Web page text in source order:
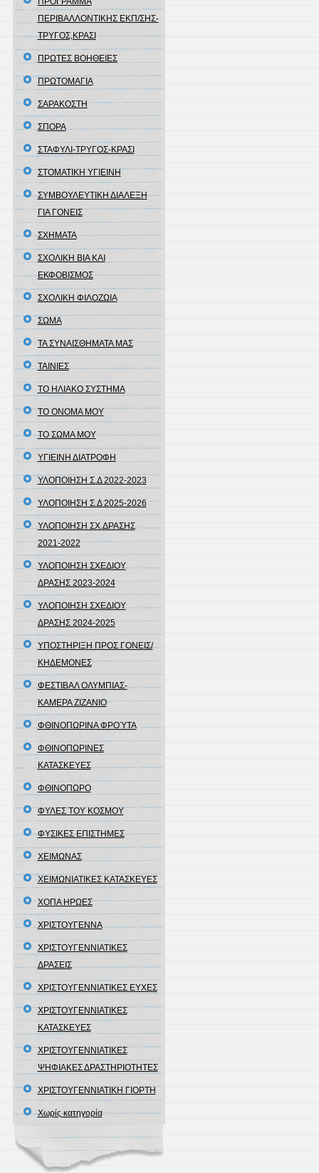
ΠΕΡΙΒΑΛΛΟΝΤΙΚΗΣ ΕΚΠ/ΣΗΣ-
ΤΡΥΓΟΣ,ΚΡΑΣΙ
ΠΡΩΤΕΣ ΒΟΗΘΕΙΕΣ
ΠΡΩΤΟΜΑΓΙΑ
ΣΑΡΑΚΟΣΤΗ
ΣΠΟΡΑ
ΣΤΑΦΥΛΙ-ΤΡΥΓΟΣ-ΚΡΑΣΙ
ΣΤΟΜΑΤΙΚΗ ΥΓΙΕΙΝΗ
ΣΥΜΒΟΥΛΕΥΤΙΚΗ ΔΙΑΛΕΞΗ
ΓΙΑ ΓΟΝΕΙΣ
ΣΧΗΜΑΤΑ
ΣΧΟΛΙΚΗ ΒΙΑ ΚΑΙ
ΕΚΦΟΒΙΣΜΟΣ
ΣΧΟΛΙΚΗ ΦΙΛΟΖΩΙΑ
ΣΩΜΑ
ΤΑ ΣΥΝΑΙΣΘΗΜΑΤΑ ΜΑΣ
ΤΑΙΝΙΕΣ
ΤΟ ΗΛΙΑΚΟ ΣΥΣΤΗΜΑ
ΤΟ ΟΝΟΜΑ ΜΟΥ
ΤΟ ΣΩΜΑ ΜΟΥ
ΥΓΙΕΙΝΗ ΔΙΑΤΡΟΦΗ
ΥΛΟΠΟΙΗΣΗ Σ.Δ 2022-2023
ΥΛΟΠΟΙΗΣΗ Σ.Δ 2025-2026
ΥΛΟΠΟΙΗΣΗ ΣΧ.ΔΡΑΣΗΣ
2021-2022
ΥΛΟΠΟΙΗΣΗ ΣΧΕΔΙΟΥ
ΔΡΑΣΗΣ 2023-2024
ΥΛΟΠΟΙΗΣΗ ΣΧΕΔΙΟΥ
ΔΡΑΣΗΣ 2024-2025
ΥΠΟΣΤΗΡΙΞΗ ΠΡΟΣ ΓΟΝΕΙΣ/
ΚΗΔΕΜΟΝΕΣ
ΦΕΣΤΙΒΑΛ ΟΛΥΜΠΙΑΣ-
ΚΑΜΕΡΑ ΖΙΖΑΝΙΟ
ΦΘΙΝΟΠΩΡΙΝΑ ΦΡΟΎΤΑ
ΦΘΙΝΟΠΩΡΙΝΕΣ
ΚΑΤΑΣΚΕΥΕΣ
ΦΘΙΝΟΠΩΡΟ
ΦΥΛΕΣ ΤΟΥ ΚΟΣΜΟΥ
ΦΥΣΙΚΕΣ ΕΠΙΣΤΗΜΕΣ
ΧΕΙΜΩΝΑΣ
ΧΕΙΜΩΝΙΑΤΙΚΕΣ ΚΑΤΑΣΚΕΥΕΣ
ΧΟΠΑ ΗΡΩΕΣ
ΧΡΙΣΤΟΥΓΕΝΝΑ
ΧΡΙΣΤΟΥΓΕΝΝΙΑΤΙΚΕΣ
ΔΡΑΣΕΙΣ
ΧΡΙΣΤΟΥΓΕΝΝΙΑΤΙΚΕΣ ΕΥΧΕΣ
ΧΡΙΣΤΟΥΓΕΝΝΙΑΤΙΚΕΣ
ΚΑΤΑΣΚΕΥΕΣ
ΧΡΙΣΤΟΥΓΕΝΝΙΑΤΙΚΕΣ
ΨΗΦΙΑΚΕΣ ΔΡΑΣΤΗΡΙΟΤΗΤΕΣ
ΧΡΙΣΤΟΥΓΕΝΝΙΑΤΙΚΗ ΓΙΟΡΤΗ
Χωρίς κατηγορία